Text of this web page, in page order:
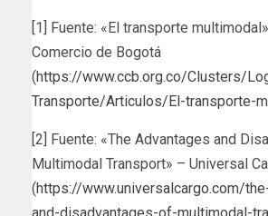
[1] Fuente: «El transporte
Comercio de Bogotá
(https://www.ccb.org.co/Clusters/
Transporte/Articulos/El-transporte-
[2] Fuente: «The Advantages and
Multimodal Transport» – Universal
(https://www.universalcargo.com/